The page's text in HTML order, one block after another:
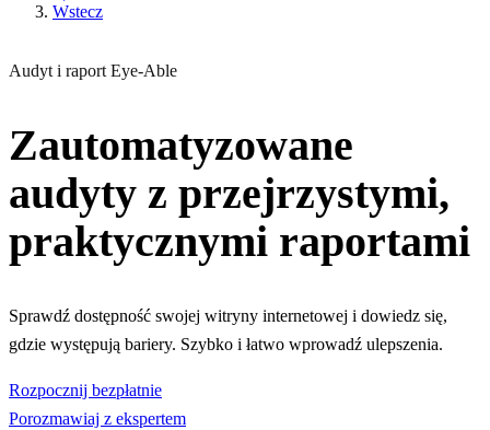
Wstecz
Audyt i raport Eye-Able
Zautomatyzowane
audyty z przejrzystymi,
praktycznymi raportami
Sprawdź dostępność swojej witryny internetowej i dowiedz się,
gdzie występują bariery. Szybko i łatwo wprowadź ulepszenia.
Rozpocznij bezpłatnie
Porozmawiaj z ekspertem